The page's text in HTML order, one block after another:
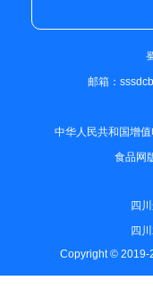
邮箱：
中华人民共和国增
食品网
四
四
Copyright © 2019-